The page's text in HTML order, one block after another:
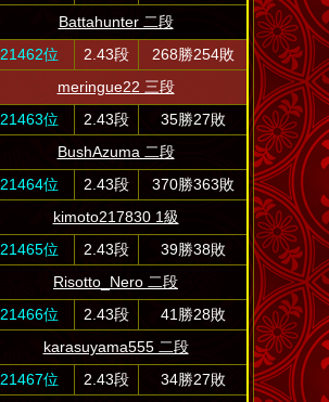
Battahunter 二段
21462位
2.43段
268勝254敗
meringue22 三段
21463位
2.43段
35勝27敗
BushAzuma 二段
21464位
2.43段
370勝363敗
kimoto217830 1級
21465位
2.43段
39勝38敗
Risotto_Nero 二段
21466位
2.43段
41勝28敗
karasuyama555 二段
21467位
2.43段
34勝27敗